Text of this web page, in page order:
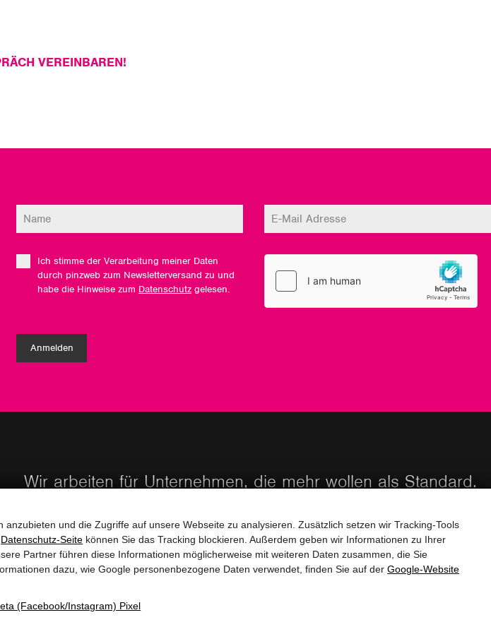
und die Zugriffe auf unsere Webseite zu analysieren. Zusätzlich setzen wir Tracking-Tools
Datenschutz-Seite können Sie das Tracking blockieren. Außerdem geben wir Informationen zu Ihrer
Partner führen diese Informationen möglicherweise mit weiteren Daten zusammen, die Sie
dazu, wie Google personenbezogene Daten verwendet, finden Sie auf derGoogle‑Website
(Facebook/Instagram) Pixel
VEREINBAREN!
Ich stimme der Verarbeitung meiner Daten
durch pinzweb zum Newsletterversand zu und
habe die Hinweise zum Datenschutzgelesen.
Anmelden
Wir arbeiten für Unternehmen, die mehr wollen als Standard.
STARTEN SIE IHR PROJEKT